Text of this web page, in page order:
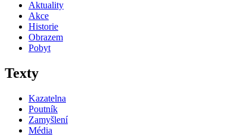
Aktuality
Akce
Historie
Obrazem
Pobyt
Texty
Kazatelna
Poutník
Zamyšlení
Média